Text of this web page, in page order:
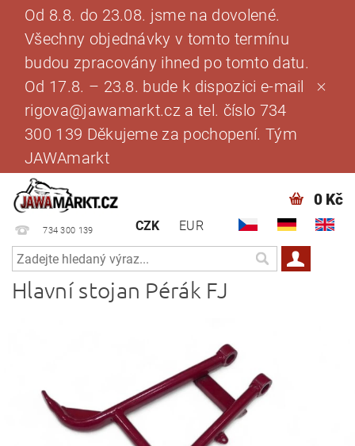
Od 8.8. do 23.08. jsme na dovolené.
Všechny objednávky v tomto termínu
budou zpracovány ihned po tomto datu.
Od 17.8. – 23.8. bude k dispozici e-mail
rigova@jawamarkt.cz a tel. číslo 734
300 139 Děkujeme za pochopení. Tým
JAWAmarkt
734 300 139 CZK EUR
0 Kč
Hlavní stojan Pérák FJ